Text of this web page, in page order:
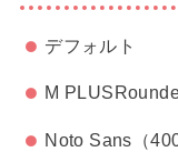
デフォルト
M
Noto Sans（400